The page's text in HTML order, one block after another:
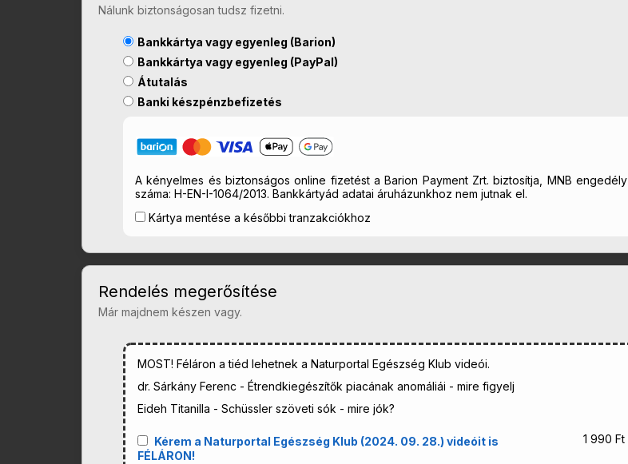
Nálunk biztonságosan tudsz fizetni.
Bankkártya vagy egyenleg (Barion)
Bankkártya vagy egyenleg (PayPal)
Átutalás
Banki készpénzbefizetés
A kényelmes és biztonságos online fizetést a Barion Payment Zrt. biztosítja, MNB engedély
száma: H-EN-I-1064/2013. Bankkártyád adatai áruházunkhoz nem jutnak el.
Kártya mentése a későbbi tranzakciókhoz
Rendelés megerősítése
Már majdnem készen vagy.
MOST! Féláron a tiéd lehetnek a Naturportal Egészség Klub videói.
dr. Sárkány Ferenc - Étrendkiegészítők piacának anomáliái - mire figyelj
Eideh Titanilla - Schüssler szöveti sók - mire jók?
Kérem a Naturportal Egészség Klub (2024. 09. 28.) videóit is
FÉLÁRON!
1 990 Ft